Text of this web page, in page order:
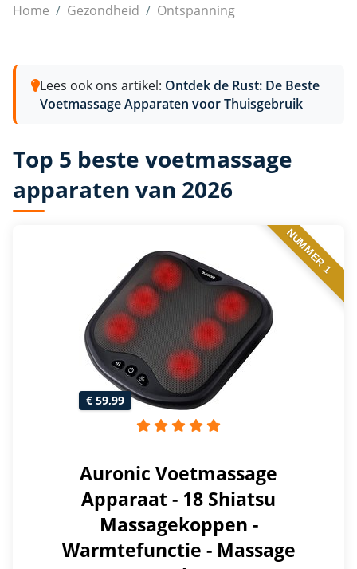
Home Gezondheid Ontspanning
Voetmassage apparaten
Lees ook ons artikel: Ontdek de Rust: De Beste
Voetmassage Apparaten voor Thuisgebruik
Top 5 beste voetmassage
apparaten van 2026
NUMMER 1
€ 59,99
Auronic Voetmassage
Apparaat - 18 Shiatsu
Massagekoppen -
Warmtefunctie - Massage